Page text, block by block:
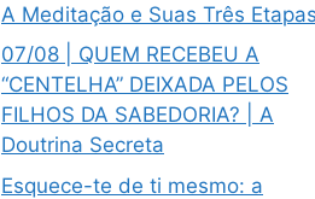
A Meditação e Suas Três Etapas
07/08 | QUEM RECEBEU A
“CENTELHA” DEIXADA PELOS
FILHOS DA SABEDORIA? | A
Doutrina Secreta
Esquece-te de ti mesmo: a